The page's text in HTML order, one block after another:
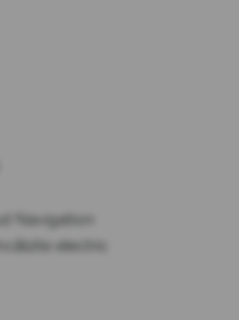
Navigation
electric